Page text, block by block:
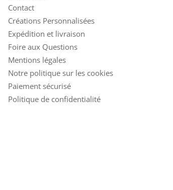
Contact
Créations Personnalisées
Expédition et livraison
Foire aux Questions
Mentions légales
Notre politique sur les cookies
Paiement sécurisé
Politique de confidentialité